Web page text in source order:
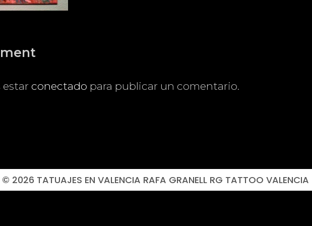
estar conectado para publicar un comentario.
© 2026 TATUAJES EN VALENCIA RAFA GRANELL RG TATTOO VALENCIA